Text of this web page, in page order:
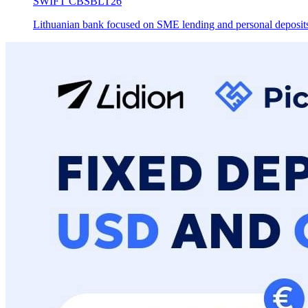
Lithuanian bank focused on SME lending and personal